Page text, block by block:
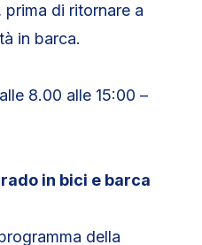
di ritornare a
in barca.
8.00 alle 15:00 –
in bici e barca
della